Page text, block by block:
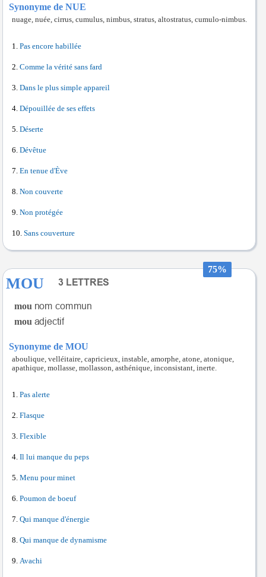
Synonyme de NUE
nuage, nuée, cirrus, cumulus, nimbus, stratus, altostratus, cumulo-nimbus.
Pas encore habillée
Comme la vérité sans fard
Dans le plus simple appareil
Dépouillée de ses effets
Déserte
Dévêtue
En tenue d'Ève
Non couverte
Non protégée
Sans couverture
75%
MOU
mou
mou
Synonyme de MOU
aboulique, velléitaire, capricieux, instable, amorphe, atone, atonique,
apathique, mollasse, mollasson, asthénique, inconsistant, inerte.
Pas alerte
Flasque
Flexible
Il lui manque du peps
Menu pour minet
Poumon de boeuf
Qui manque d'énergie
Qui manque de dynamisme
Avachi